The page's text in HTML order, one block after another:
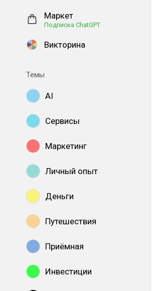
Маркет
Подписка ChatGPT
Викторина
Темы
AI
Сервисы
Маркетинг
Личный опыт
Деньги
Путешествия
Приёмная
Инвестиции